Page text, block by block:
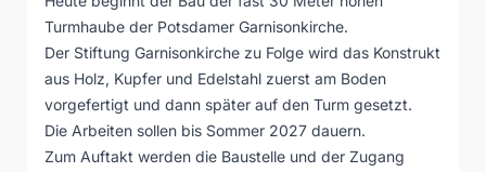
Turmhaube der Potsdamer Garnisonkirche.
Der Stiftung Garnisonkirche zu Folge wird das Konstrukt
aus Holz, Kupfer und Edelstahl zuerst am Boden
vorgefertigt und dann später auf den Turm gesetzt.
Die Arbeiten sollen bis Sommer 2027 dauern.
Zum Auftakt werden die Baustelle und der Zugang